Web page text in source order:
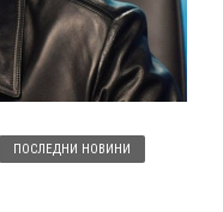
ПОСЛЕДНИ НОВИНИ